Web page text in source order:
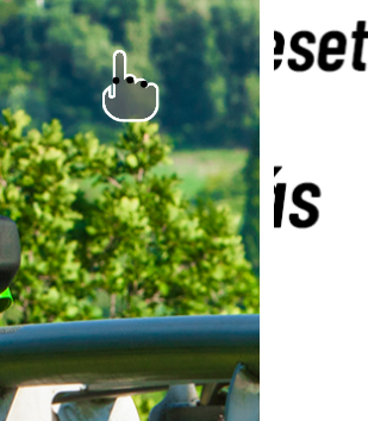
BEZÁROM
REGISZTRÁLOK!
BEZÁROM